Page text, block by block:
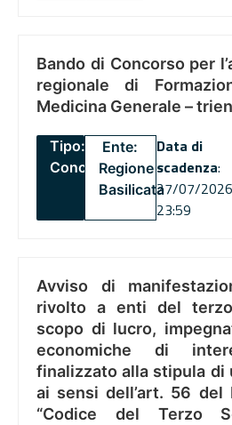
Bando di Concorso per
regionale di
Medicina Generale –
Tipo:
Concorsi
Ente:
Regione
Basilicata
Data di
scadenza:
27/07/2026
23:59
Avviso di
rivolto a enti del
scopo di lucro,
economiche di
finalizzato alla stipula di
ai sensi dell’art. 56 del
“Codice del Terzo